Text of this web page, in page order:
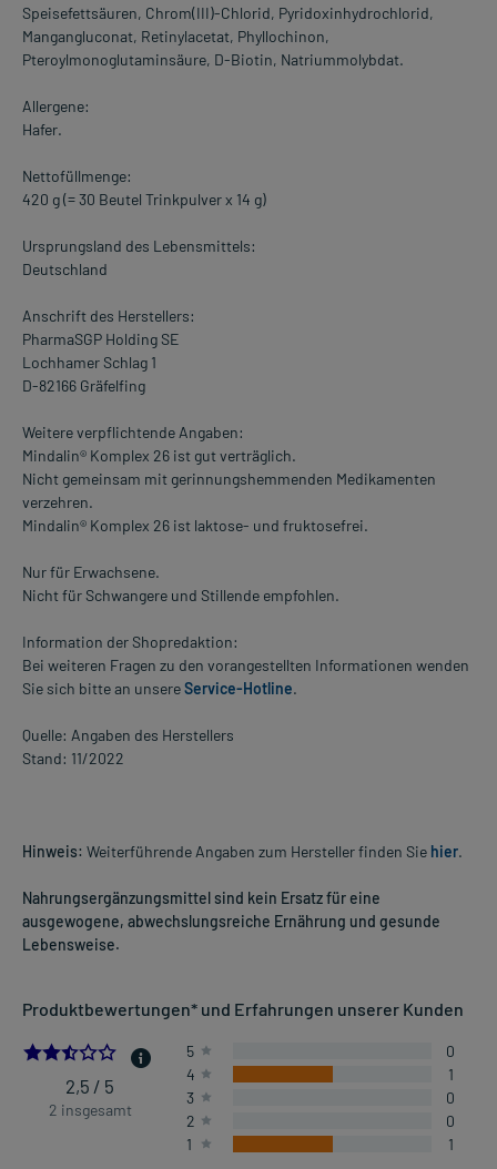
Speisefettsäuren, Chrom(III)-Chlorid, Pyridoxinhydrochlorid,
Mangangluconat, Retinylacetat, Phyllochinon,
Pteroylmonoglutaminsäure, D-Biotin, Natriummolybdat.
Allergene:
Hafer.
Nettofüllmenge:
420 g (= 30 Beutel Trinkpulver x 14 g)
Ursprungsland des Lebensmittels:
Deutschland
Anschrift des Herstellers:
PharmaSGP Holding SE
Lochhamer Schlag 1
D-82166 Gräfelfing
Weitere verpflichtende Angaben:
Mindalin® Komplex 26 ist gut verträglich.
Nicht gemeinsam mit gerinnungshemmenden Medikamenten
verzehren.
Mindalin® Komplex 26 ist laktose- und fruktosefrei.
Nur für Erwachsene.
Nicht für Schwangere und Stillende empfohlen.
Information der Shopredaktion:
Bei weiteren Fragen zu den vorangestellten Informationen wenden
Sie sich bitte an unsereService-Hotline.
Quelle: Angaben des Herstellers
Stand: 11/2022
Hinweis: Weiterführende Angaben zum Hersteller finden Sie hier.
Nahrungsergänzungsmittel sind kein Ersatz für eine
ausgewogene, abwechslungsreiche Ernährung und gesunde
Lebensweise.
Produktbewertungen* und Erfahrungen unserer Kunden
2.5
2,5 / 5
2 insgesamt
5
0
4
1
3
0
2
0
1
1